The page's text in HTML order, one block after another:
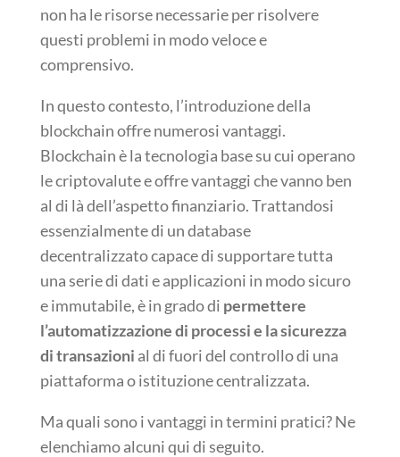
non ha le risorse necessarie per risolvere
questi problemi in modo veloce e
comprensivo.
In questo contesto, l’introduzione della
blockchain offre numerosi vantaggi.
Blockchain è la tecnologia base su cui operano
le criptovalute e offre vantaggi che vanno ben
al di là dell’aspetto finanziario. Trattandosi
essenzialmente di un database
decentralizzato capace di supportare tutta
una serie di dati e applicazioni in modo sicuro
e immutabile, è in grado di permettere
l’automatizzazione di processi e la sicurezza
di transazioni al di fuori del controllo di una
piattaforma o istituzione centralizzata.
Ma quali sono i vantaggi in termini pratici? Ne
elenchiamo alcuni qui di seguito.